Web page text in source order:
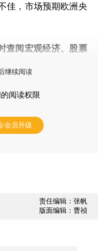
佳，市场预期欧洲央
查阅宏观经济、股票
继续阅读
阅读权限
/会员升级
责任编辑：张帆
版面编辑：曹祯